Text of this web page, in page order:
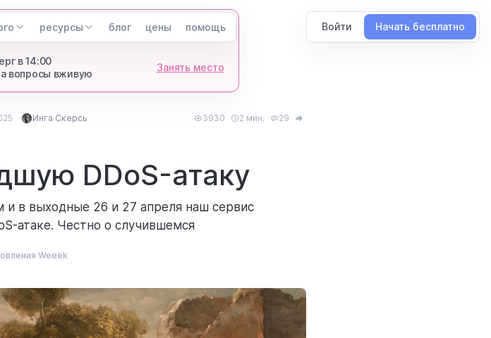
ресурсы блог цены помощь
в 14:00
вопросы вживую
Занять место
Войти Начать бесплатно
Инга Скерсь
& Co-Founder WEEEK
3930 2 мин. 29
DDoS-атаку
и в выходные 26 и 27 апреля наш сервис
атаке. Честно о случившемся
Weeek